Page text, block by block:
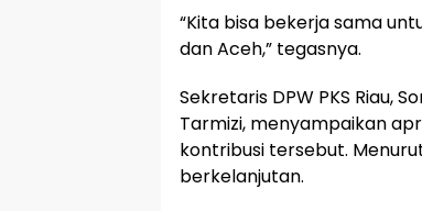
“Kita bisa bekerja sama
dan Aceh,” tegasnya.
Sekretaris DPW PKS Riau,
Tarmizi, menyampaikan
kontribusi tersebut.
berkelanjutan.